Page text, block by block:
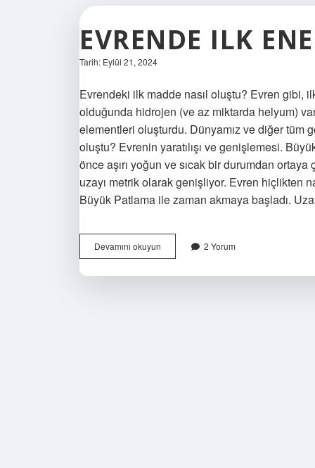
EVRENDE ILK
Tarih: Eylül 21, 2024
Evrendeki ilk madde nasıl oluştu? Evren gibi,
olduğunda hidrojen (ve az miktarda helyum)
elementleri oluşturdu. Dünyamız ve diğer tüm
oluştu? Evrenin yaratılışı ve genişlemesi.
önce aşırı yoğun ve sıcak bir durumdan
uzayı metrik olarak genişliyor. Evren hiçlikten
Büyük Patlama ile zaman akmaya başladı.
Devamını okuyun Evrende
Ilk
2 Yorum